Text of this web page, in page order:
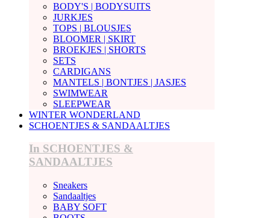
BODY'S | BODYSUITS
JURKJES
TOPS | BLOUSJES
BLOOMER | SKIRT
BROEKJES | SHORTS
SETS
CARDIGANS
MANTELS | BONTJES | JASJES
SWIMWEAR
SLEEPWEAR
WINTER WONDERLAND
SCHOENTJES & SANDAALTJES
In SCHOENTJES &
SANDAALTJES
Sneakers
Sandaaltjes
BABY SOFT